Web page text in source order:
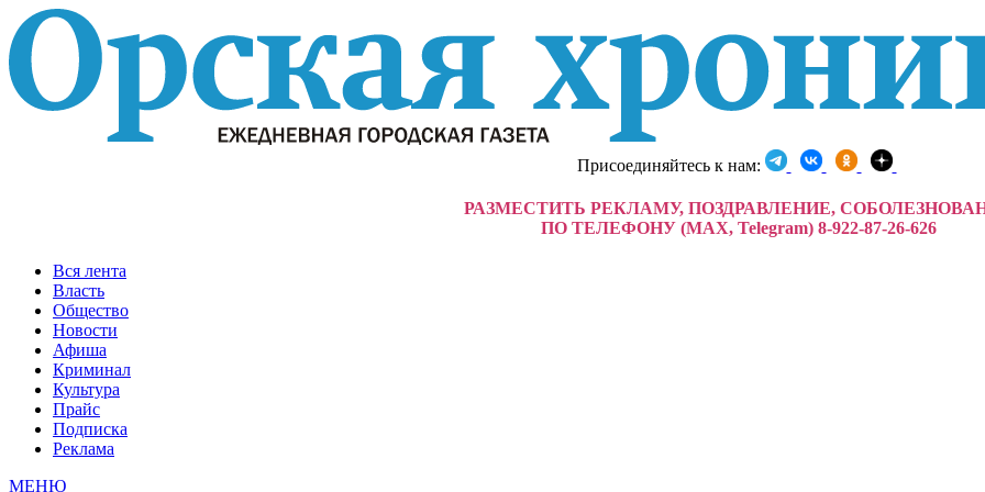
Присоединяйтесь к нам:
РАЗМЕСТИТЬ РЕКЛАМУ, ПОЗДРАВЛЕНИЕ,
ПО ТЕЛЕФОНУ (MAX, Telegram) 8-922-87-26-626
Вся лента
Власть
Общество
Новости
Афиша
Криминал
Культура
Прайс
Подписка
Реклама
МЕНЮ